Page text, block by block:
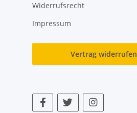
Widerrufsrecht
Impressum
Vertrag widerrufen